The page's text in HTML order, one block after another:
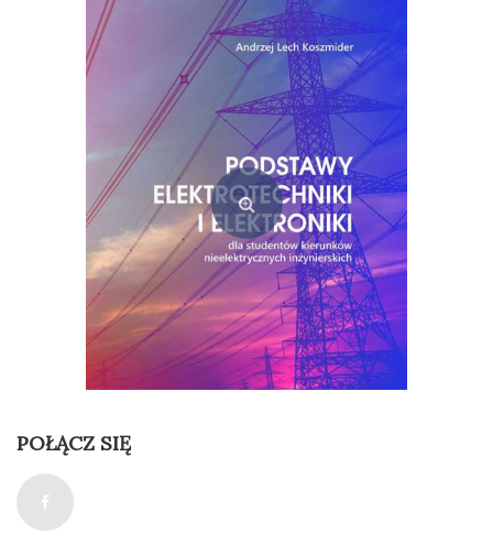
Zarządzanie kryzysowe a logistyka – ujęcie praktyczne
30,00
Dodaj do koszyka
Podstawy elektrotechniki i elektroniki
Dodaj do koszyka
POŁĄCZ SIĘ